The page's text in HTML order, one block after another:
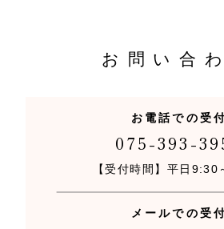
お問い合
お電話での受
075-393-
【受付時間】平日
メールでの受